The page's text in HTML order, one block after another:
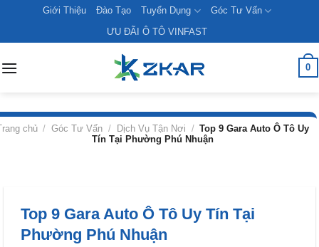
content
Giới Thiệu Đào Tạo Tuyển Dụng
Góc Tư Vấn
ƯU ĐÃI Ô TÔ VINFAST
0
chủ / Góc Tư Vấn / Dịch Vụ Tận Nơi / Top 9 Gara Auto Ô Tô Uy
Tín Tại Phường Phú Nhuận
Top 9 Gara Auto Ô Tô Uy Tín Tại
Phường Phú Nhuận